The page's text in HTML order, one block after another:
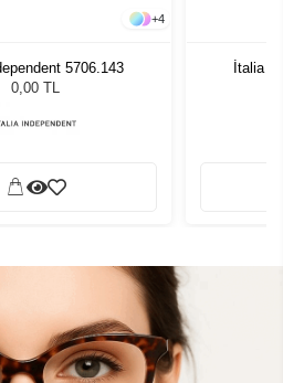
+4
5706.143
0,00 TL
İtalia